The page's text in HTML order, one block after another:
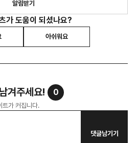
알림받기
가 도움이 되셨나요?
아쉬워요
겨주세요! 0
트가 커집니다.
댓글남기기